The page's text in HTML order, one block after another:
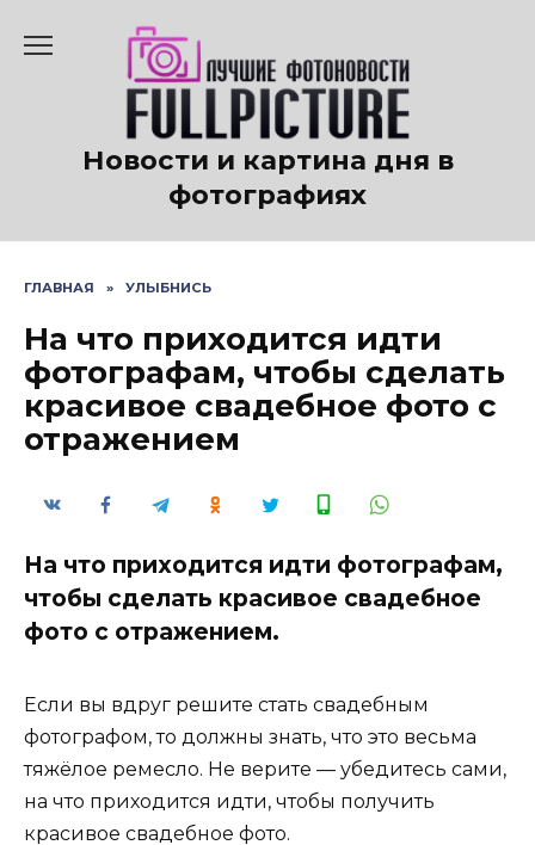
содержанию
Новости и картина дня в
фотографиях
ГЛАВНАЯ » УЛЫБНИСЬ
На что приходится идти
фотографам, чтобы сделать
красивое свадебное фото с
отражением
На что приходится идти фотографам,
чтобы сделать красивое свадебное
фото с отражением.
Если вы вдруг решите стать свадебным
фотографом, то должны знать, что это весьма
тяжёлое ремесло. Не верите — убедитесь сами,
на что приходится идти, чтобы получить
красивое свадебное фото.